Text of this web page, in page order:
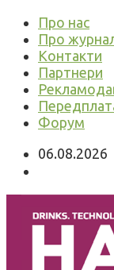
Про нас
Про
Контакти
Партнери
Форум
06.08.2026